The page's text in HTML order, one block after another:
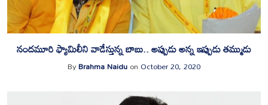
నందమూరి ఫ్యామిలీని వాడేస్తున్న బాబు.. అప్పుడు అన్న ఇప్పుడు తమ్ముడు
ByBrahma Naiduon October 20, 2020